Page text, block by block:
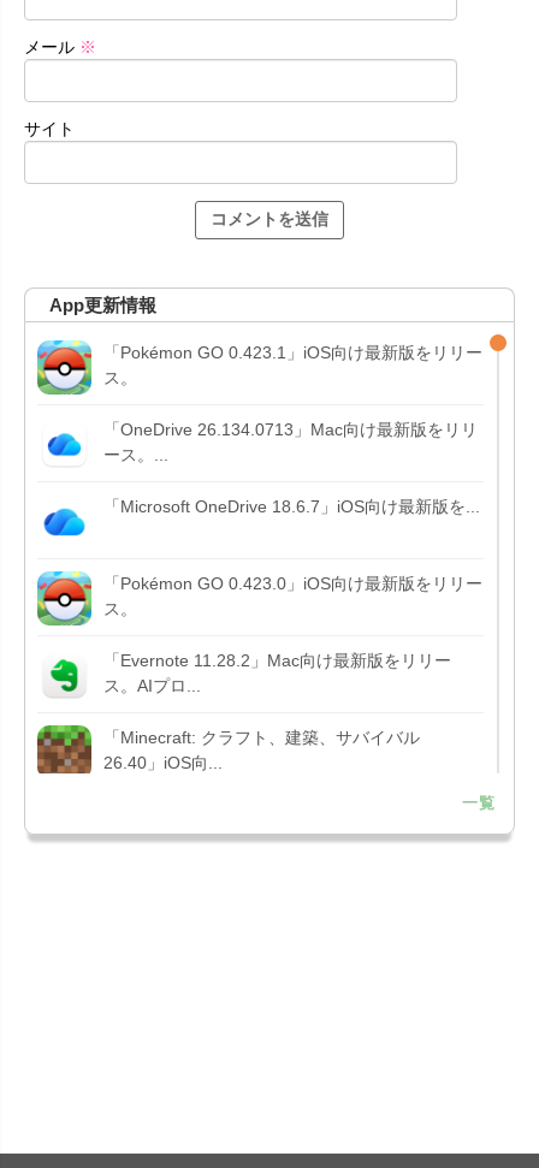
メール ※
サイト
App更新情報
「Pokémon GO 0.423.1」iOS向け最新版をリリー
ス。
「OneDrive 26.134.0713」Mac向け最新版をリリ
ース。...
「Microsoft OneDrive 18.6.7」iOS向け最新版を...
「Pokémon GO 0.423.0」iOS向け最新版をリリー
ス。
「Evernote 11.28.2」Mac向け最新版をリリー
ス。AIプロ...
「Minecraft: クラフト、建築、サバイバル
26.40」iOS向...
151.0.7922....
一覧